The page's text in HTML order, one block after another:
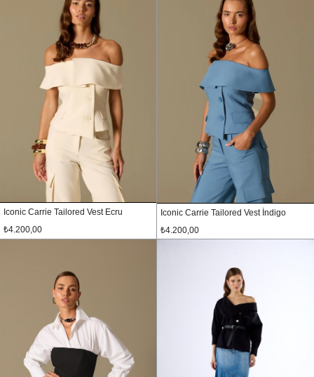
Iconic Carrie Tailored Vest Ecru
₺4.200,00
Iconic Carrie Tailored Vest İndigo
₺4.200,00